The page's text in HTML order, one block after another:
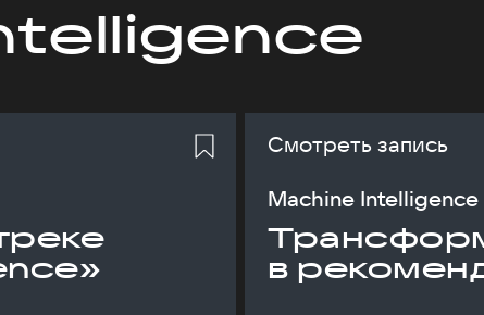
Смотреть запись
Machine Intelligence
в